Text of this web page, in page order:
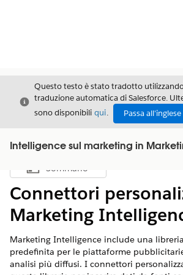
Chiudi
Questo testo è stato tradotto
traduzione automatica di Salesforce.
sono disponibili qui. Passa all'inglese
Intelligence sul marketing in
Mostra sommario
Sommario
Connettori
Marketing
Marketing Intelligence include una
predefinita per le piattaforme
analisi più diffusi. I connettori